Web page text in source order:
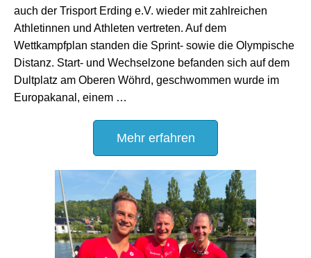
auch der Trisport Erding e.V. wieder mit zahlreichen
Athletinnen und Athleten vertreten. Auf dem
Wettkampfplan standen die Sprint- sowie die Olympische
Distanz. Start- und Wechselzone befanden sich auf dem
Dultplatz am Oberen Wöhrd, geschwommen wurde im
Europakanal, einem …
Mehr erfahren